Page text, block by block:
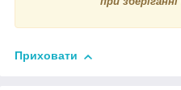
Приховати